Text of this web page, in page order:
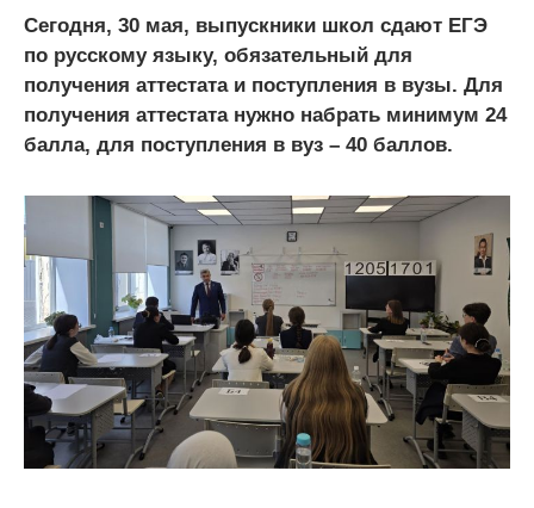
Сегодня, 30 мая, выпускники школ сдают ЕГЭ
по русскому языку, обязательный для
получения аттестата и поступления в вузы. Для
получения аттестата нужно набрать минимум 24
балла, для поступления в вуз – 40 баллов.